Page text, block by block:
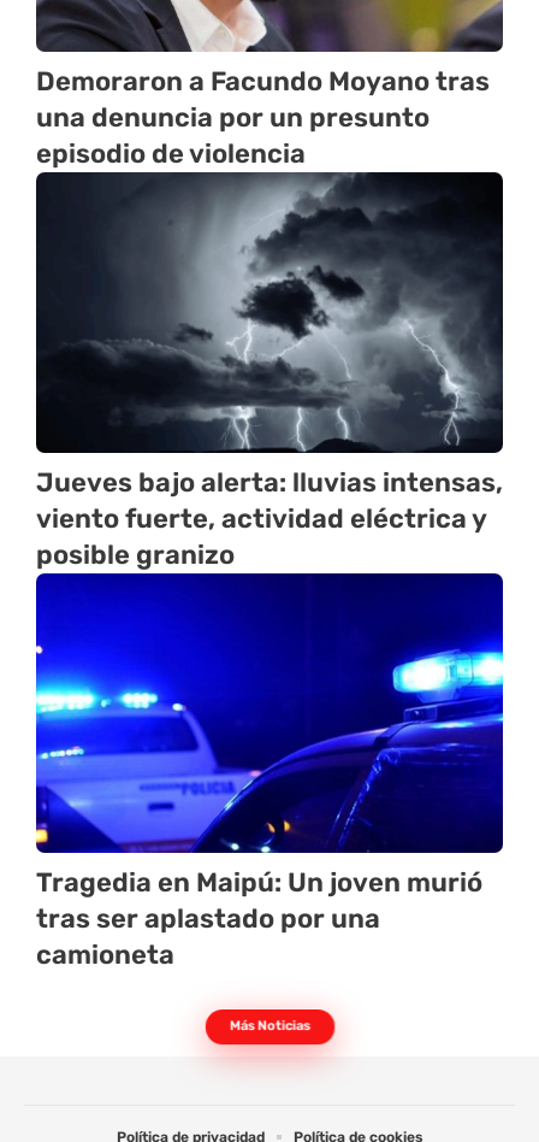
Demoraron a Facundo Moyano tras
una denuncia por un presunto
episodio de violencia
Jueves bajo alerta: lluvias intensas,
viento fuerte, actividad eléctrica y
posible granizo
Tragedia en Maipú: Un joven murió
tras ser aplastado por una
camioneta
Más Noticias
Política de privacidad Política de cookies